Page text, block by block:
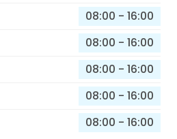
08:00 - 16:00
08:00 - 16:00
08:00 - 16:00
08:00 - 16:00
08:00 - 16:00